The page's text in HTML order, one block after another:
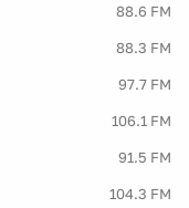
88.6 FM
88.3 FM
97.7 FM
106.1 FM
91.5 FM
104.3 FM